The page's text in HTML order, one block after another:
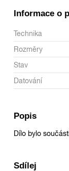
Informace o
Technika
Rozměry
Stav
Datování
Popis
Dílo bylo
Sdílej